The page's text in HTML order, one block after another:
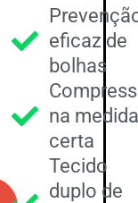
eficaz de
bolhas
na
certa
Tecido
duplo de